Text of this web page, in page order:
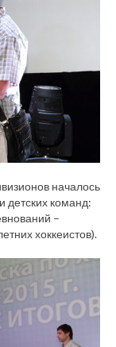
началось
детских команд:
–
хоккеистов).